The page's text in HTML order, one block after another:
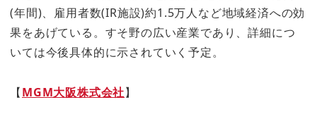
(年間)、雇用者数(IR施設)約1.5万人など地域経済への効
果をあげている。すそ野の広い産業であり、詳細につ
いては今後具体的に示されていく予定。
【MGM大阪株式会社】